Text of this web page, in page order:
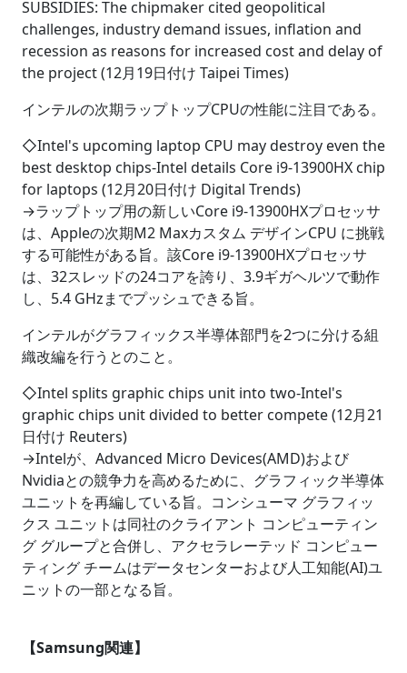
SUBSIDIES: The chipmaker cited geopolitical
challenges, industry demand issues, inflation and
recession as reasons for increased cost and delay of
the project (12月19日付け Taipei Times)
インテルの次期ラップトップCPUの性能に注目である。
◇Intel's upcoming laptop CPU may destroy even the
best desktop chips‐Intel details Core i9-13900HX chip
for laptops (12月20日付け Digital Trends)
→ラップトップ用の新しいCore i9-13900HXプロセッサ
は、Appleの次期M2 Maxカスタム デザインCPU に挑戦
する可能性がある旨。該Core i9-13900HXプロセッサ
は、32スレッドの24コアを誇り、3.9ギガヘルツで動作
し、5.4 GHzまでプッシュできる旨。
インテルがグラフィックス半導体部門を2つに分ける組
織改編を行うとのこと。
◇Intel splits graphic chips unit into two‐Intel's
graphic chips unit divided to better compete (12月21
日付け Reuters)
→Intelが、Advanced Micro Devices(AMD)および
Nvidiaとの競争力を高めるために、グラフィック半導体
ユニットを再編している旨。コンシューマ グラフィッ
クス ユニットは同社のクライアント コンピューティン
グ グループと合併し、アクセラレーテッド コンピュー
ティング チームはデータセンターおよび人工知能(AI)ユ
ニットの一部となる旨。
【Samsung関連】